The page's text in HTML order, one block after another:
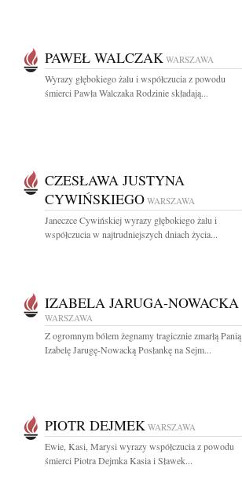
PAWEŁ WALCZAK WARSZAWA
Wyrazy głębokiego żalu i współczucia z powodu
śmierci Pawła Walczaka Rodzinie składają...
CZESŁAWA JUSTYNA
CYWIŃSKIEGO WARSZAWA
Janeczce Cywińskiej wyrazy głębokiego żalu i
współczucia w najtrudniejszych dniach życia...
IZABELA JARUGA-NOWACKA
WARSZAWA
Z ogromnym bólem żegnamy tragicznie zmarłą Panią
Izabelę Jarugę-Nowacką Posłankę na Sejm...
PIOTR DEJMEK WARSZAWA
Ewie, Kasi, Marysi wyrazy współczucia z powodu
śmierci Piotra Dejmka Kasia i Sławek...